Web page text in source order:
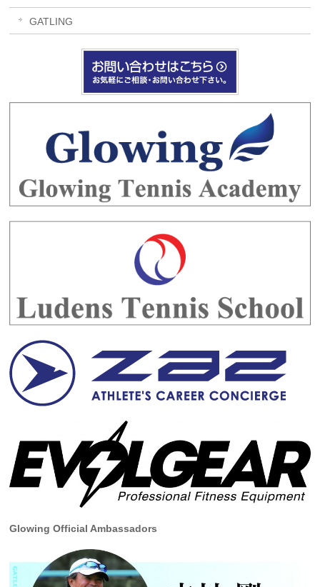
GATLING
Glowing Official Ambassadors